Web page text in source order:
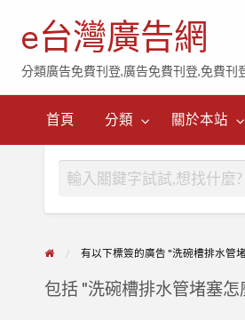
e台灣廣告網
分類廣告免費刊登,廣告免費刊登,免費刊
首頁 分類 關於本站
有以下標簽的廣告 "洗碗槽排水管
包括 "洗碗槽排水管堵塞